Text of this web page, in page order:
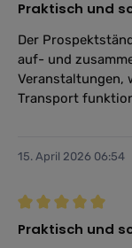
Praktisch und
Der
auf- und
Veranstaltungen,
Transport
15. April 2026 06:54
Bewertung mit 5
Praktisch und